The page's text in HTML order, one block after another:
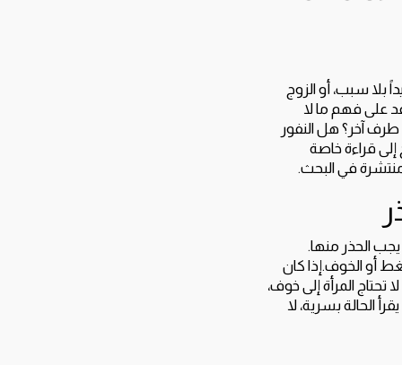
بلا سبب، أو الزوج
على فهم ما لا
آخر؟ هل النفور
إلى قراءة خاصة
منتشرة في البحث.
الحذر منها.
أو الخوف.إذا كان
المرأة إلى خوف،
الحالة بسرية، لا